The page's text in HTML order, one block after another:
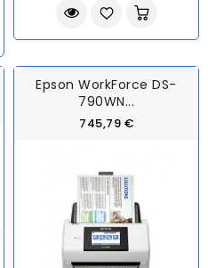
Epson WorkForce DS-
790WN...
745,79 €